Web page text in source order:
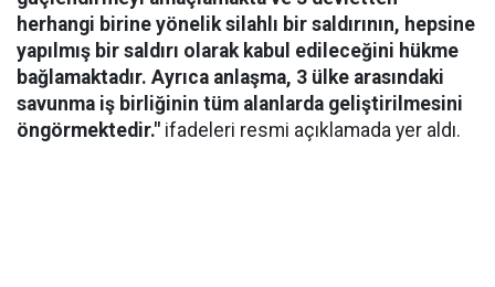
herhangi birine yönelik silahlı bir saldırının, hepsine
yapılmış bir saldırı olarak kabul edileceğini hükme
bağlamaktadır. Ayrıca anlaşma, 3 ülke arasındaki
savunma iş birliğinin tüm alanlarda geliştirilmesini
öngörmektedir." ifadeleri resmi açıklamada yer aldı.